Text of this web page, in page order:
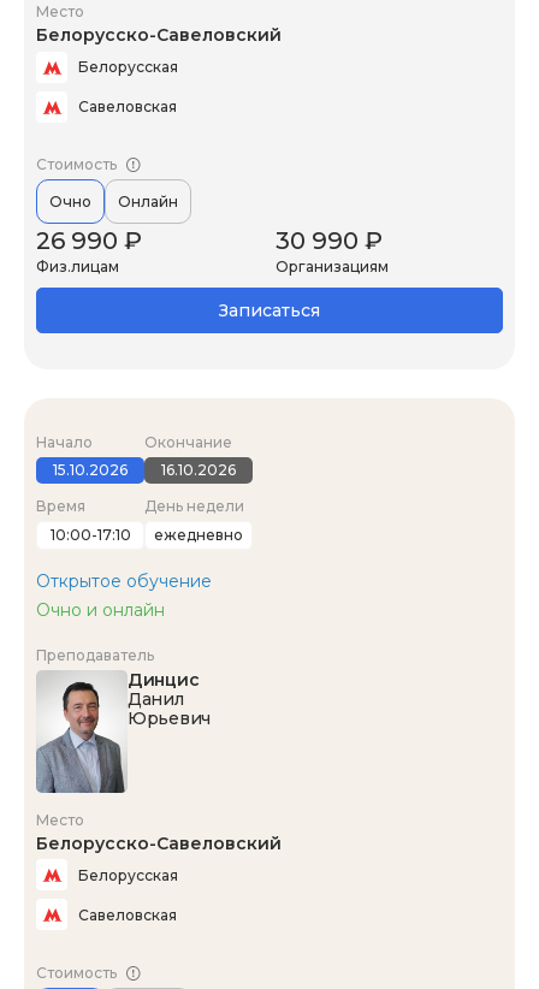
Место
Белорусско-Савеловский
Белорусская
Савеловская
Стоимость
Очно Онлайн
26 990 ₽
Физ.лицам
30 990 ₽
Организациям
Записаться
Начало
15.10.2026
Окончание
16.10.2026
Время
10:00-17:10
День недели
ежедневно
Открытое обучение
Очно и онлайн
Преподаватель
Динцис
Данил
Юрьевич
Место
Белорусско-Савеловский
Белорусская
Савеловская
Стоимость